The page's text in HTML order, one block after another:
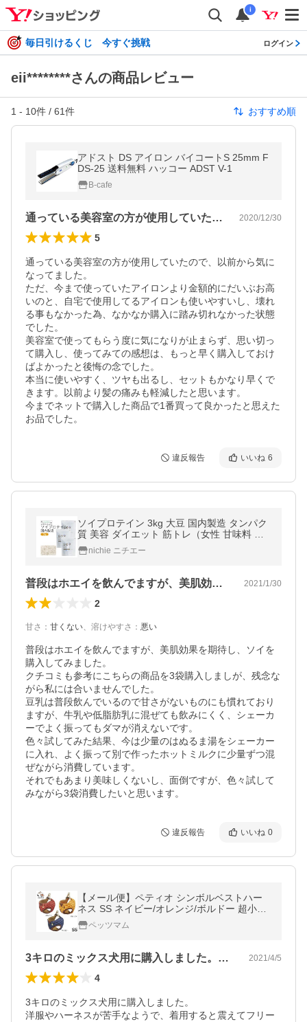
i
毎日引けるくじ 今すぐ挑戦 ログイン
eii********さんの商品レビュー
1 - 10件 / 61件 おすすめ順
アドスト DS アイロン バイコートS 25mm F
DS-25 送料無料 ハッコー ADST V-1
B-cafe
通っている美容室の方が使用していたので… 2020/12/30
5
通っている美容室の方が使用していたので、以前から気に
なってました。
ただ、今まで使っていたアイロンより金額的にだいぶお高
いのと、自宅で使用してるアイロンも使いやすいし、壊れ
る事もなかった為、なかなか購入に踏み切れなかった状態
でした。
美容室で使ってもらう度に気になりが止まらず、思い切っ
て購入し、使ってみての感想は、もっと早く購入しておけ
ばよかったと後悔の念でした。
本当に使いやすく、ツヤも出るし、セットもかなり早くで
きます。以前より髪の痛みも軽減したと思います。
今までネットで購入した商品で1番買って良かったと思えた
お品でした。
違反報告 いいね 6
ソイプロテイン 3kg 大豆 国内製造 タンパク
質 美容 ダイエット 筋トレ（女性 甘味料 香
料無添加 大豆たんぱく Soy protein）
nichie ニチエー
普段はホエイを飲んでますが、美肌効果を… 2021/1/30
2
甘さ ： 甘くない、 溶けやすさ ： 悪い
普段はホエイを飲んでますが、美肌効果を期待し、ソイを
購入してみました。
クチコミも参考にこちらの商品を3袋購入しましが、残念な
がら私には合いませんでした。
豆乳は普段飲んでいるので甘さがないものにも慣れており
ますが、牛乳や低脂肪乳に混ぜても飲みにくく、シェーカ
ーでよく振ってもダマが消えないです。
色々試してみた結果、今は少量のはぬるま湯をシェーカー
に入れ、よく振って別で作ったホットミルクに少量ずつ混
ぜながら消費しています。
それでもあまり美味しくないし、面倒ですが、色々試して
みながら3袋消費したいと思います。
違反報告 いいね 0
【メール便】ペティオ シンボルベストハー
ネス SS ネイビー/オレンジ/ボルドー 超小型
犬 小型犬用 ハーネス
ペッツマム
3キロのミックス犬用に購入しました。洋… 2021/4/5
4
3キロのミックス犬用に購入しました。
洋服やハーネスが苦手なようで、着用すると震えてフリー